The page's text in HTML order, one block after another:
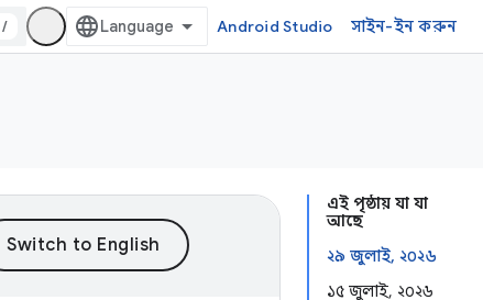
/ Android Studio সাইন-ইন করুন
এই পৃষ্ঠায় যা যা
আছে
২৯ জুলাই, ২০২৬
১৫ জুলাই, ২০২৬